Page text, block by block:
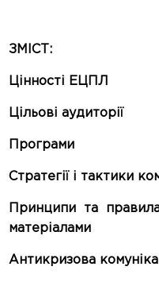
ЗМІСТ:
Цінності ЕЦПЛ
Цільові аудиторії
Програми
Стратегії і тактики
Принципи та
матеріалами
Антикризова